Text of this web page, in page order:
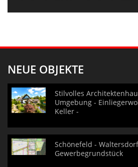
NEUE OBJEKTE
Stilvolles
Umgebung -
Keller -
Schönefeld -
Gewerbegrundstück